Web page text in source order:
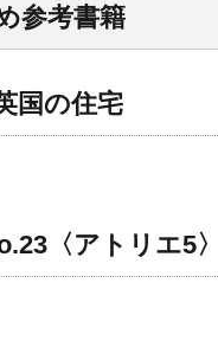
参考書籍
国の住宅
〈アトリエ5〉